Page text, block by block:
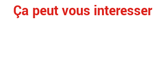
Ça peut vous interesser